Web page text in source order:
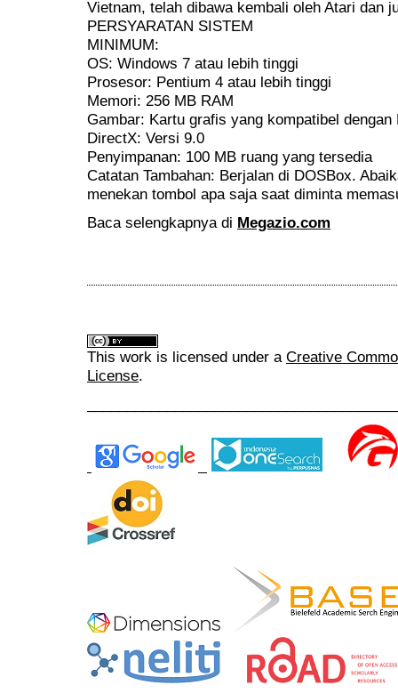
Vietnam, telah dibawa kembali oleh Atari dan
PERSYARATAN SISTEM
MINIMUM:
OS: Windows 7 atau lebih tinggi
Prosesor: Pentium 4 atau lebih tinggi
Memori: 256 MB RAM
Gambar: Kartu grafis yang kompatibel dengan
DirectX: Versi 9.0
Penyimpanan: 100 MB ruang yang tersedia
Catatan Tambahan: Berjalan di DOSBox.
menekan tombol apa saja saat diminta
Baca selengkapnya di Megazio.com
This work is licensed under a Creative
License.